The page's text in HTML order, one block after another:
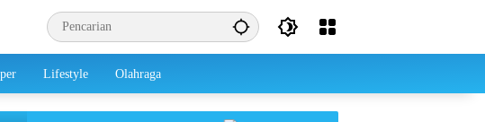
Lifestyle Olahraga